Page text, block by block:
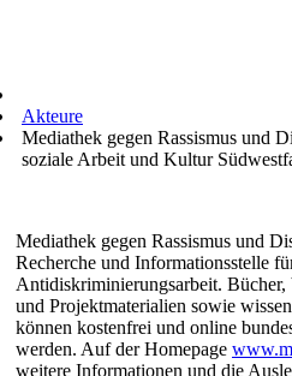
Akteure
Mediathek gegen Rassismus und
soziale Arbeit und Kultur
Mediathek gegen Rassismus und
Recherche und Informationsstelle
Antidiskriminierungsarbeit.
und Projektmaterialien sowie
können kostenfrei und online
werden. Auf der Homepage
weitere Informationen und die